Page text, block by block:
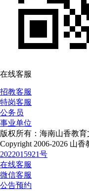
在线客服
招教客服
特岗客服
公务员
事业单位
版权所有：海南山香教育
Copyright 2006-2026 山香
2022015921号
在线客服
微信客服
公告预约